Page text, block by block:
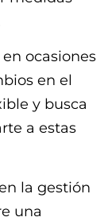
ocasiones
en el
y busca
a estas
la gestión
una